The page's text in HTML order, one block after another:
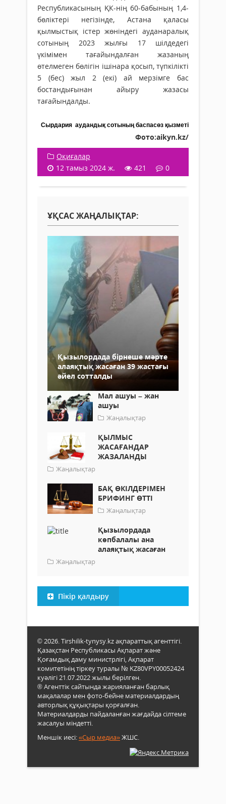
Республикасының ҚК-нің 60-бабының 1,4-
бөліктері негізінде, Астана қаласы
қылмыстық істер жөніндегі ауданаралық
сотының 2023 жылғы 17 шілдедегі
үкімімен тағайындалған жазаның
өтелмеген бөлігін ішінара қосып, түпкілікті
5 (бес) жыл 2 (екі) ай мерзімге бас
бостандығынан айыру жазасы
тағайындалды.
Сырдария аудандық сотының баспасөз қызметі
Фото:aikyn.kz/
Оқиғалар
12 тамыз 2024 ж.
421 0
ҰҚСАС ЖАҢАЛЫҚТАР:
Қызылордада бірнеше мәрте
алаяқтық жасаған 39 жастағы
әйел сотталды
Мал ашуы – жан
ашуы
Жаңалықтар
ҚЫЛМЫС
ЖАСАҒАНДАР
ЖАЗАЛАНДЫ
Жаңалықтар
БАҚ ӨКІЛДЕРІМЕН
БРИФИНГ ӨТТІ
Жаңалықтар
Қызылордада
көпбалалы ана
алаяқтық жасаған
Жаңалықтар
Пікір қалдыру
© 2026. Tirshilik-tynysy.kz ақпараттық агенттігі.
Қазақстан Республикасы Ақпарат және
Қоғамдық даму министрлігі, Ақпарат
комитетінің тіркеу туралы № KZ80VPY00052424
куәлігі 21.07.2022 жылы берілген.
® Агенттік сайтында жарияланған барлық
мақалалар мен фото-бейне материалдардың
авторлық құқықтары қорғалған.
Материалдарды пайдаланған жағдайда сілтеме
жасалуы міндетті.
Меншік иесі:«Сыр медиа»ЖШС.